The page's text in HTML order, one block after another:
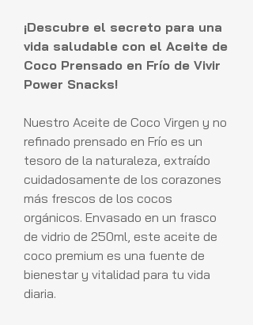
¡Descubre el secreto para una
vida saludable con el Aceite de
Coco Prensado en Frío de Vivir
Power Snacks!
Nuestro Aceite de Coco Virgen y no
refinado prensado en Frío es un
tesoro de la naturaleza, extraído
cuidadosamente de los corazones
más frescos de los cocos
orgánicos. Envasado en un frasco
de vidrio de 250ml, este aceite de
coco premium es una fuente de
bienestar y vitalidad para tu vida
diaria.